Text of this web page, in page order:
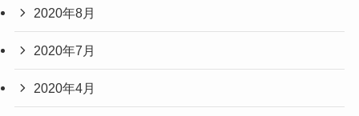
2020年8月
2020年7月
2020年4月